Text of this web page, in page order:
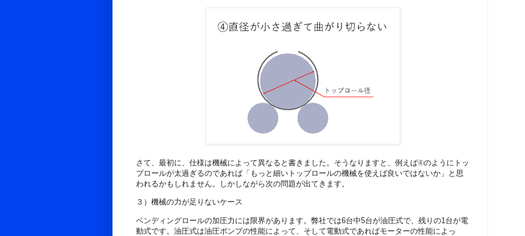
さて、最初に、仕様は機械によって異なると書きました。そうなりますと、例えば④のようにトッ
プロールが太過ぎるのであれば「もっと細いトップロールの機械を使えば良いではないか」と思
われるかもしれません。しかしながら次の問題が出てきます。
３）機械の力が足りないケース
ベンディングロールの加圧力には限界があります。弊社では6台中5台が油圧式で、残りの1台が電
動式です。油圧式は油圧ポンプの性能によって、そして電動式であればモーターの性能によっ